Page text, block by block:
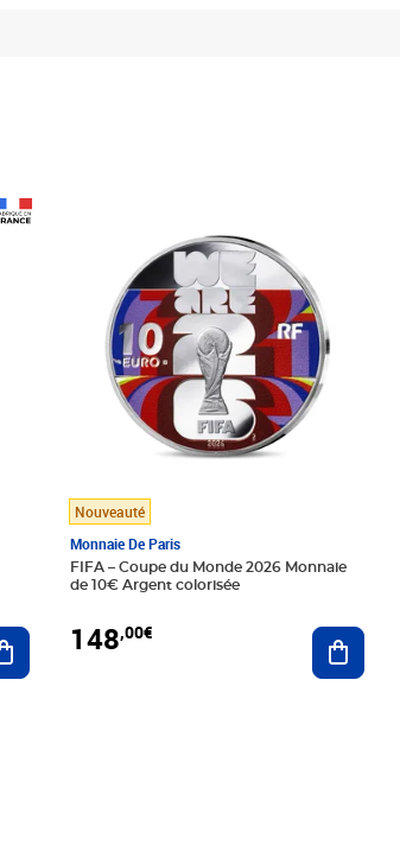
Ajouter au panier
Nouveauté
Monnaie De Paris
FIFA – Coupe du Monde 2026 Monnaie
de 10€ Argent colorisée
148,00€